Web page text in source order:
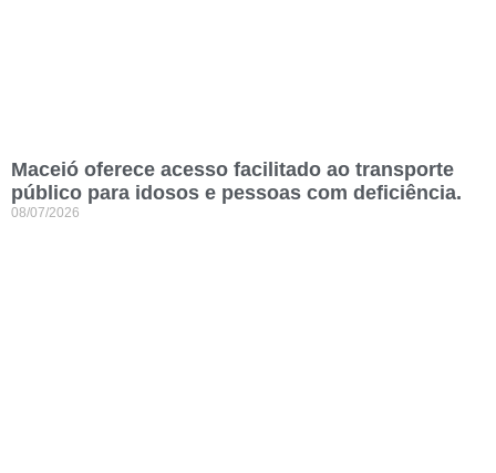
Maceió oferece acesso facilitado ao transporte
público para idosos e pessoas com deficiência.
08/07/2026